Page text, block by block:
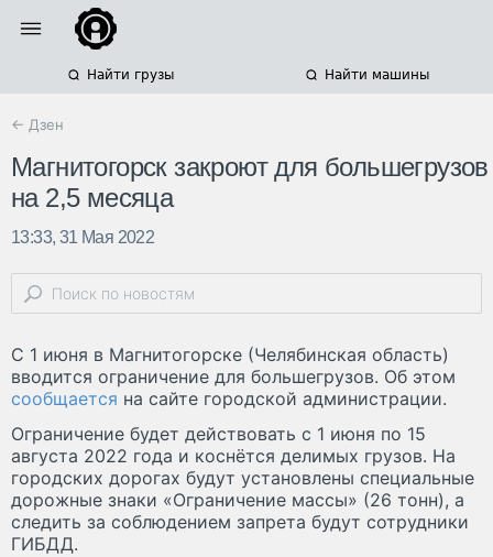
Найти грузы Найти машины
← Дзен
Магнитогорск закроют для большегрузов
на 2,5 месяца
13:33, 31 Мая 2022
С 1 июня в Магнитогорске (Челябинская область)
вводится ограничение для большегрузов. Об этом
сообщается на сайте городской администрации.
Ограничение будет действовать с 1 июня по 15
августа 2022 года и коснётся делимых грузов. На
городских дорогах будут установлены специальные
дорожные знаки «Ограничение массы» (26 тонн), а
следить за соблюдением запрета будут сотрудники
ГИБДД.